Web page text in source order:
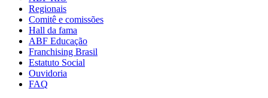
Regionais
Comitê e comissões
Hall da fama
ABF Educação
Franchising Brasil
Estatuto Social
Ouvidoria
FAQ